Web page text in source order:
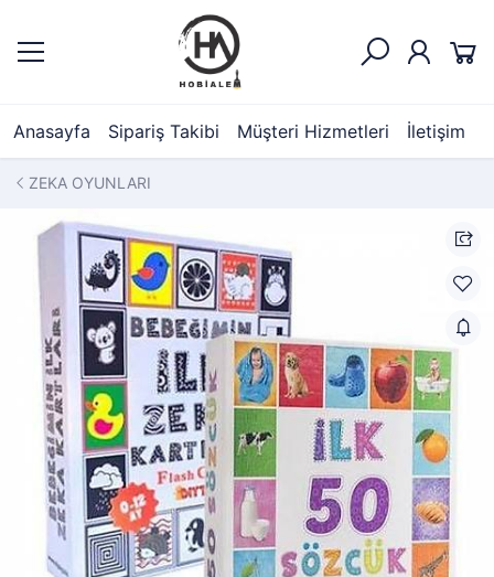
Anasayfa Sipariş Takibi Müşteri Hizmetleri İletişim
ZEKA OYUNLARI